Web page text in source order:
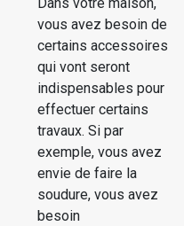
vous avez besoin de
certains accessoires
qui vont seront
indispensables pour
effectuer certains
travaux. Si par
exemple, vous avez
envie de faire la
soudure, vous avez
besoin